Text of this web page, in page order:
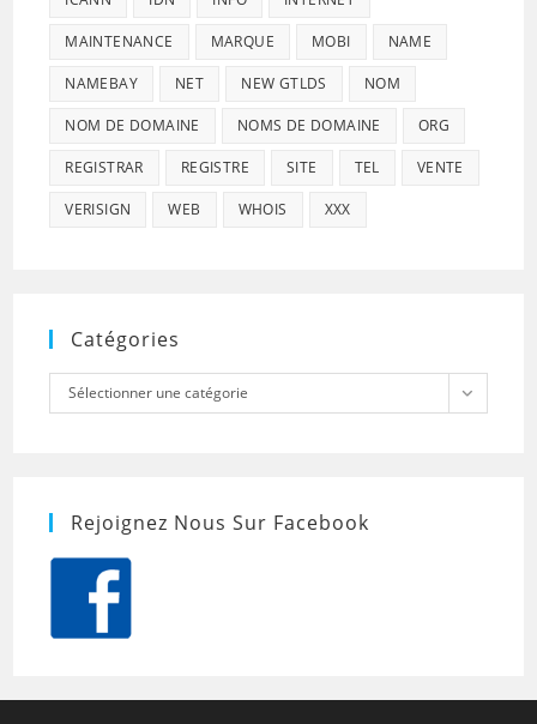
MAINTENANCE MARQUE MOBI NAME
NAMEBAY NET NEW GTLDS NOM
NOM DE DOMAINE NOMS DE DOMAINE ORG
REGISTRAR REGISTRE SITE TEL VENTE
VERISIGN WEB WHOIS XXX
Catégories
Catégories
Sélectionner une catégorie
Rejoignez Nous Sur Facebook